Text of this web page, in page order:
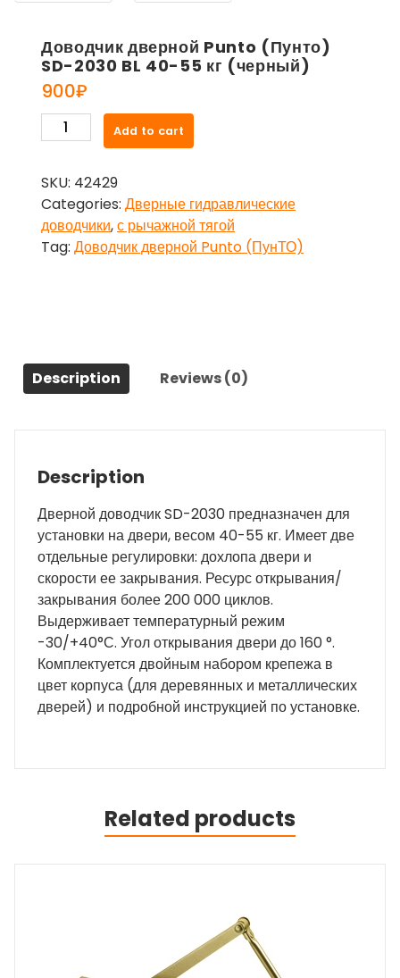
Доводчик дверной Punto (Пунто)
SD-2030 BL 40-55 кг (черный)
900₽
Доводчик
дверной
(Пунто)
SD-
2030
BL
quantity
Add to cart
SKU: 42429
Categories: Дверные гидравлические
доводчики,с рычажной тягой
Tag: Доводчик дверной Punto (ПунТО)
Description Reviews (0)
Description
Дверной доводчик SD-2030 предназначен для
установки на двери, весом 40-55 кг. Имеет две
отдельные регулировки: дохлопа двери и
скорости ее закрывания. Ресурс открывания/
закрывания более 200 000 циклов.
Выдерживает температурный режим
-30/+40°С. Угол открывания двери до 160 °.
Комплектуется двойным набором крепежа в
цвет корпуса (для деревянных и металлических
дверей) и подробной инструкцией по установке.
Related products